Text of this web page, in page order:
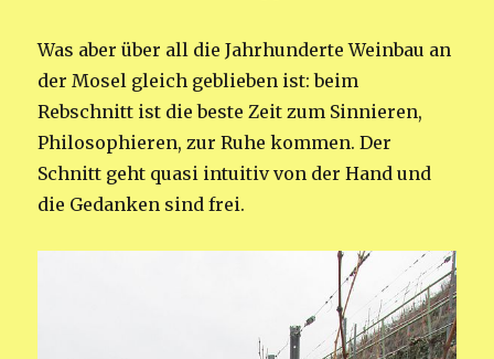
Was aber über all die Jahrhunderte Weinbau an
der Mosel gleich geblieben ist: beim
Rebschnitt ist die beste Zeit zum Sinnieren,
Philosophieren, zur Ruhe kommen. Der
Schnitt geht quasi intuitiv von der Hand und
die Gedanken sind frei.